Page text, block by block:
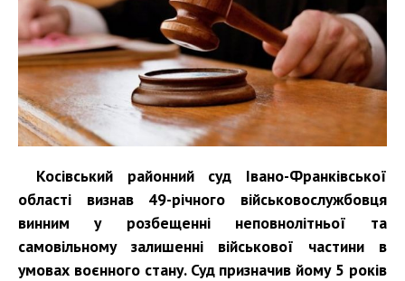
Косівський районний суд Івано-Франківської
області визнав 49-річного військовослужбовця
винним у розбещенні неповнолітньої та
самовільному залишенні військової частини в
умовах воєнного стану. Суд призначив йому 5 років